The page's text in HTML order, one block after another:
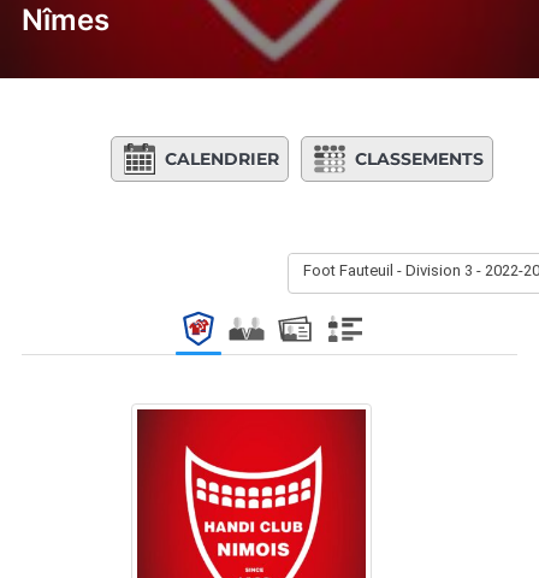
Nîmes
CALENDRIER CLASSEMENTS
Foot Fauteuil - Division 3 - 2022-